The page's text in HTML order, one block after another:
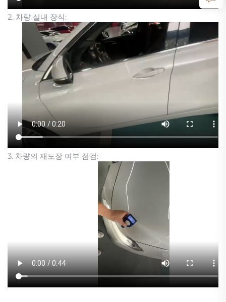
2. 차량 실내 장식:
3. 차량의 재도장 여부 점검: